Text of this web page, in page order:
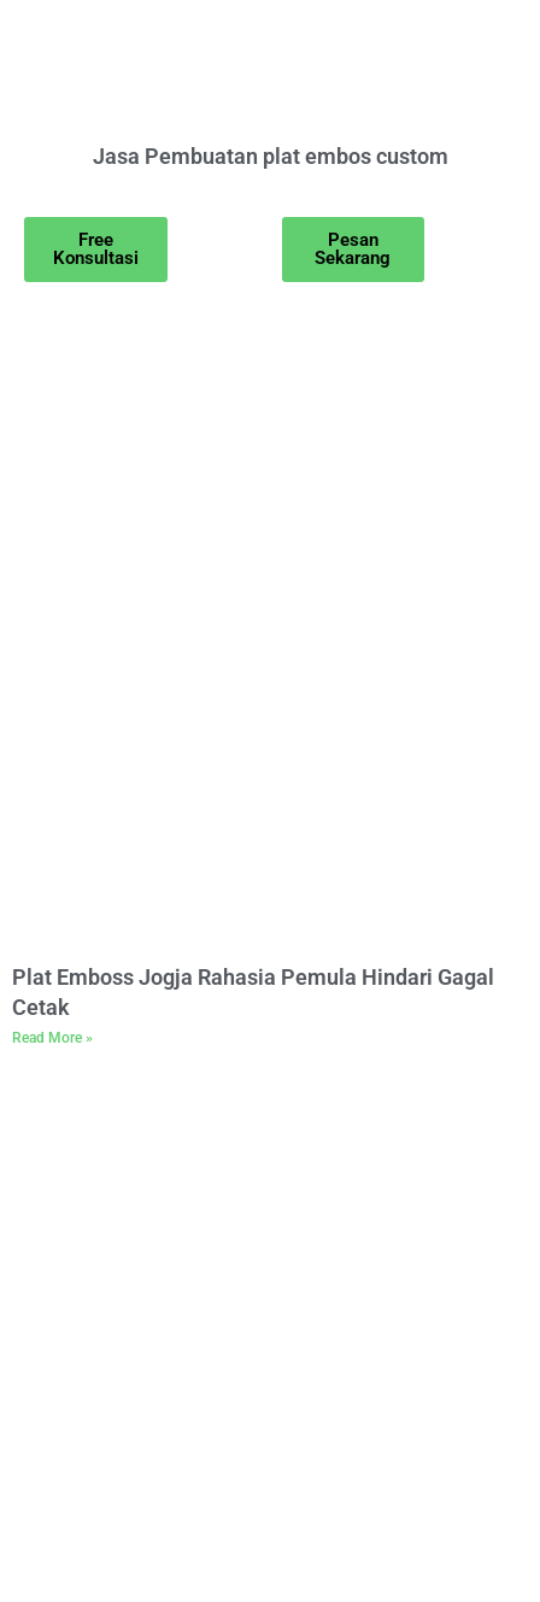
Jasa Pembuatan plat embos custom
Free
Konsultasi
Pesan
Sekarang
Plat Emboss Jogja Rahasia Pemula Hindari Gagal
Cetak
Read More »